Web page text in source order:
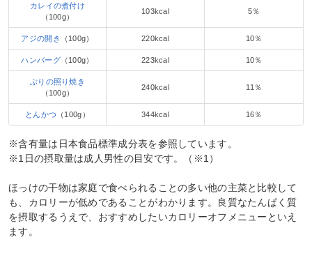
カレイの煮付け
（100g）
103kcal 5％
アジの開き （100g） 220kcal 10％
ハンバーグ（100g） 223kcal 10％
ぶりの照り焼き
（100g）
240kcal 11％
とんかつ （100g） 344kcal 16％
※含有量は日本食品標準成分表を参照しています。
※1日の摂取量は成人男性の目安です。（※1）
ほっけの干物は家庭で食べられることの多い他の主菜と比較して
も、カロリーが低めであることがわかります。良質なたんぱく質
を摂取するうえで、おすすめしたいカロリーオフメニューといえ
ます。